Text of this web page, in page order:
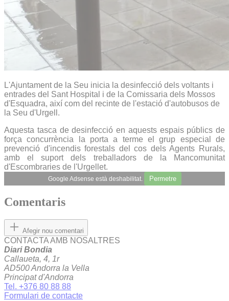
L'Ajuntament de la Seu inicia la desinfecció dels voltants i
entrades del Sant Hospital i de la Comissaria dels Mossos
d'Esquadra, així com del recinte de l'estació d'autobusos de
la Seu d'Urgell.
Aquesta tasca de desinfecció en aquests espais públics de
força concurrència la porta a terme el grup especial de
prevenció d'incendis forestals del cos dels Agents Rurals,
amb el suport dels treballadors de la Mancomunitat
d'Escombraries de l'Urgellet.
Google Adsense està deshabilitat. Permetre
Comentaris
Afegir nou comentari
CONTACTA AMB NOSALTRES
Diari Bondia
Callaueta, 4, 1r
AD500 Andorra la Vella
Principat d'Andorra
Tel. +376 80 88 88
Formulari de contacte